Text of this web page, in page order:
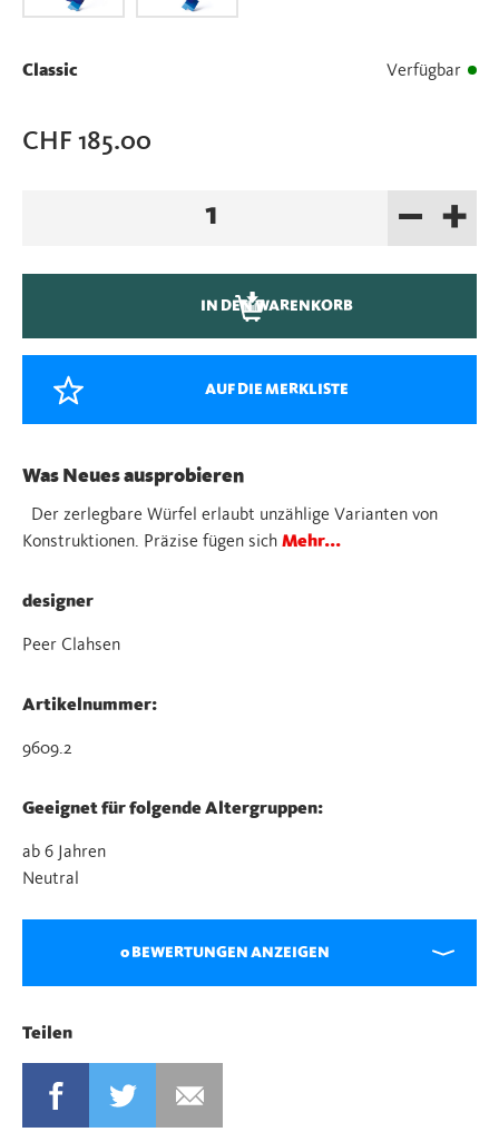
Classic Verfügbar
CHF 185.00
+
–
IN DEN WARENKORB
AUF DIE MERKLISTE
Was Neues ausprobieren
Der zerlegbare Würfel erlaubt unzählige Varianten von
Konstruktionen. Präzise fügen sich Mehr...
designer
Peer Clahsen
Artikelnummer:
9609.2
Geeignet für folgende Altergruppen:
ab 6 Jahren
Neutral
0 BEWERTUNGEN ANZEIGEN
Teilen
FACEBOOKTWITTER MAIL